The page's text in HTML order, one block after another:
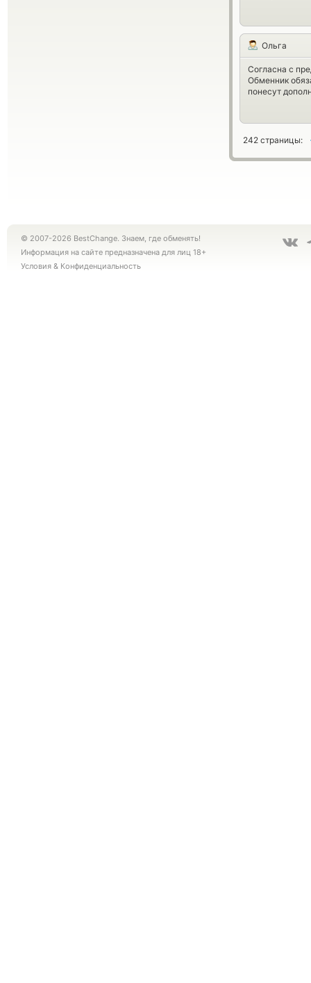
Ольга
Согласна с
Обменник
понесут
242 страницы:
© 2007-2026 BestChange. Знаем, где обменять!
Информация на сайте предназначена для лиц 18+
Условия & Конфиденциальность